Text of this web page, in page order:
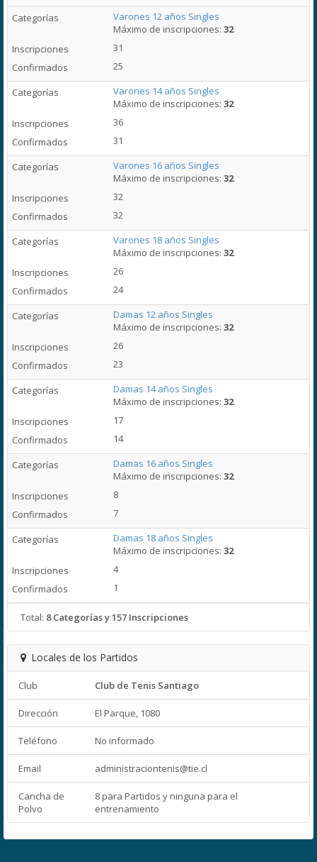
Varones 12 años Singles
Máximo de inscripciones:32
31
25
Varones 14 años Singles
Máximo de inscripciones:32
36
31
Varones 16 años Singles
Máximo de inscripciones:32
32
32
Varones 18 años Singles
Máximo de inscripciones:32
26
24
Damas 12 años Singles
Máximo de inscripciones:32
26
23
Damas 14 años Singles
Máximo de inscripciones:32
17
14
Damas 16 años Singles
Máximo de inscripciones:32
8
7
Damas 18 años Singles
Máximo de inscripciones:32
4
1
Total: 8 Categorías y 157 Inscripciones
Locales de los Partidos
Club Club de Tenis Santiago
Dirección El Parque, 1080
Teléfono No informado
Email administraciontenis@tie.cl
Cancha de
Polvo
8 para Partidos y ninguna para el
entrenamiento